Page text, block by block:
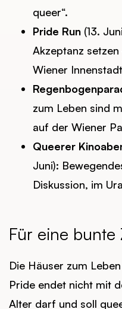
queer“.
Pride Run (13.
Akzeptanz
Wiener
zum Leben sind
auf der Wiener
Queerer
Juni):
Diskussion, im
Für eine
Die Häuser zum
Pride endet nicht mit
Alter darf und soll